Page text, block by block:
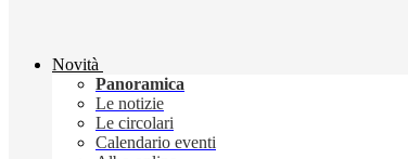
Novità
Panoramica
Le notizie
Le circolari
Calendario eventi